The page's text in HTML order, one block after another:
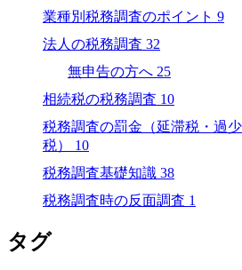
業種別税務調査のポイント 9
法人の税務調査 32
無申告の方へ 25
相続税の税務調査 10
税務調査の罰金（延滞税・過
税） 10
税務調査基礎知識 38
税務調査時の反面調査 1
タグ